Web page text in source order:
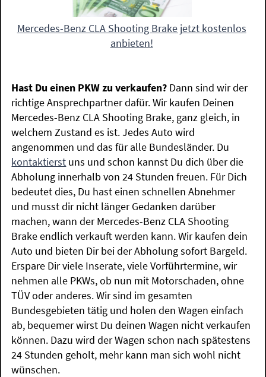
Mercedes-Benz CLA Shooting Brake jetzt kostenlos
anbieten!
Hast Du einen PKW zu verkaufen? Dann sind wir der
richtige Ansprechpartner dafür. Wir kaufen Deinen
Mercedes-Benz CLA Shooting Brake, ganz gleich, in
welchem Zustand es ist. Jedes Auto wird
angenommen und das für alle Bundesländer. Du
kontaktierst uns und schon kannst Du dich über die
Abholung innerhalb von 24 Stunden freuen. Für Dich
bedeutet dies, Du hast einen schnellen Abnehmer
und musst dir nicht länger Gedanken darüber
machen, wann der Mercedes-Benz CLA Shooting
Brake endlich verkauft werden kann. Wir kaufen dein
Auto und bieten Dir bei der Abholung sofort Bargeld.
Erspare Dir viele Inserate, viele Vorführtermine, wir
nehmen alle PKWs, ob nun mit Motorschaden, ohne
TÜV oder anderes. Wir sind im gesamten
Bundesgebieten tätig und holen den Wagen einfach
ab, bequemer wirst Du deinen Wagen nicht verkaufen
können. Dazu wird der Wagen schon nach spätestens
24 Stunden geholt, mehr kann man sich wohl nicht
wünschen.